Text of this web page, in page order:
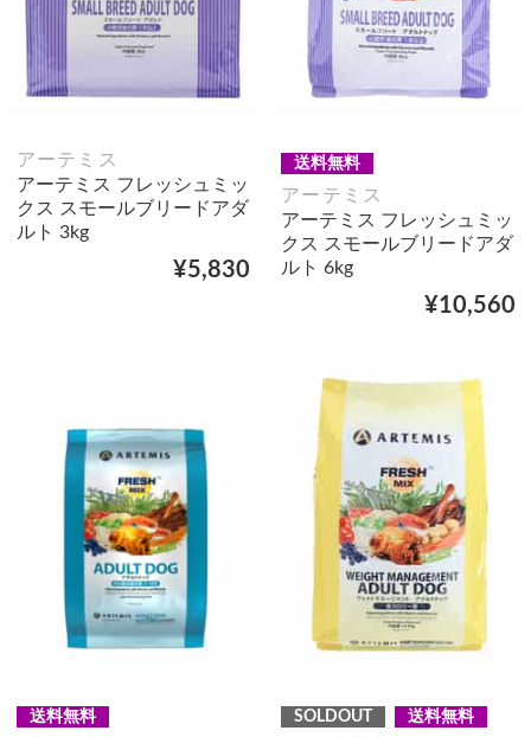
アーテミス
アーテミス フレッシュミッ
クス スモールブリードアダ
ルト 3kg
¥5,830
送料無料
アーテミス
アーテミス フレッシュミッ
クス スモールブリードアダ
ルト 6kg
¥10,560
送料無料 SOLDOUT 送料無料